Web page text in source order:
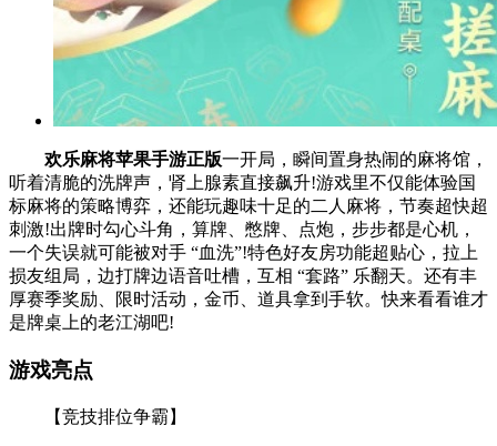
欢乐麻将苹果手游正版一开局，瞬间置身热闹的麻将馆，
听着清脆的洗牌声，肾上腺素直接飙升!游戏里不仅能体验国
标麻将的策略博弈，还能玩趣味十足的二人麻将，节奏超快超
刺激!出牌时勾心斗角，算牌、憋牌、点炮，步步都是心机，
一个失误就可能被对手 “血洗”!特色好友房功能超贴心，拉上
损友组局，边打牌边语音吐槽，互相 “套路” 乐翻天。还有丰
厚赛季奖励、限时活动，金币、道具拿到手软。快来看看谁才
是牌桌上的老江湖吧!
游戏亮点
【竞技排位争霸】